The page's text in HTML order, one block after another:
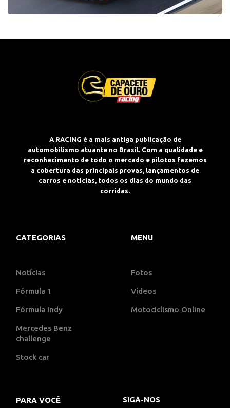
A RACING é a mais antiga publicação de
automobilismo atuante no Brasil. Com a qualidade e
reconhecimento de todo o mercado e pilotos fazemos
a cobertura das principais provas, lançamentos de
carros e notícias, todos os dias do mundo das
corridas.
CATEGORIAS
Notícias
Fórmula 1
Fórmula indy
Mercedes Benz
challenge
Stock car
MENU
Fotos
Vídeos
Motociclismo Online
PARA VOCÊ SIGA-NOS